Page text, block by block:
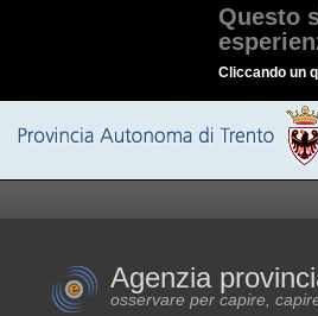
Questo
Cliccando un
Agenzia
osservare per capire,